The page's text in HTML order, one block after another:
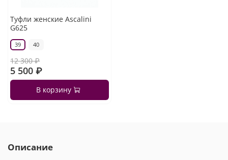
Туфли женские Ascalini
G625
39 40
12 300 ₽
5 500 ₽
В корзину
Описание